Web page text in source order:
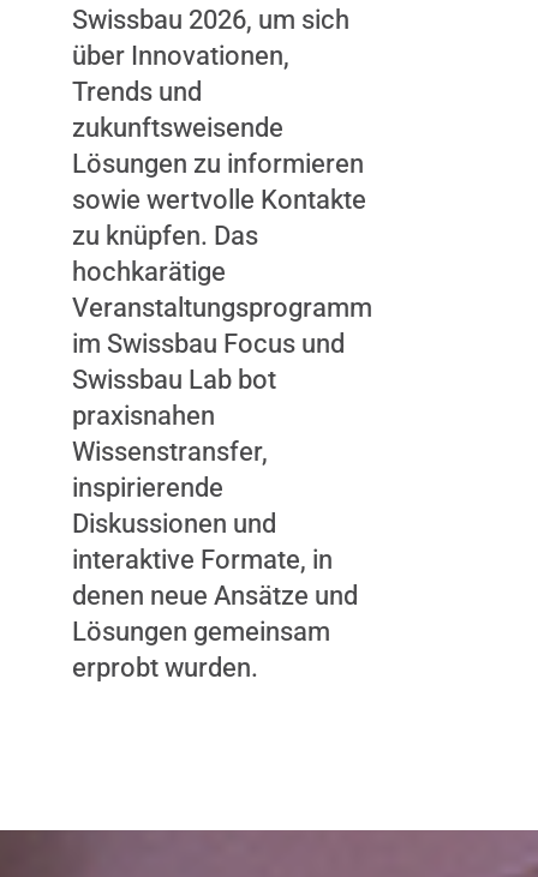
Swissbau 2026, um sich
über Innovationen,
Trends und
zukunftsweisende
Lösungen zu informieren
sowie wertvolle Kontakte
zu knüpfen. Das
hochkarätige
Veranstaltungsprogramm
im Swissbau Focus und
Swissbau Lab bot
praxisnahen
Wissenstransfer,
inspirierende
Diskussionen und
interaktive Formate, in
denen neue Ansätze und
Lösungen gemeinsam
erprobt wurden.